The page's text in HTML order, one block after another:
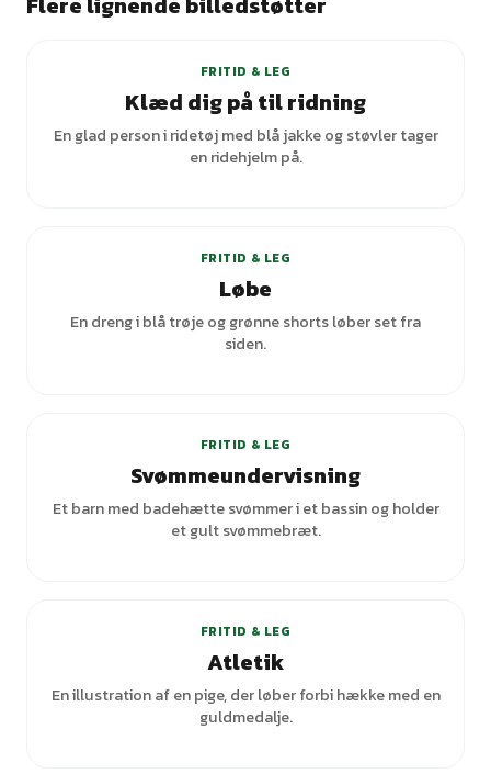
FRITID & LEG
Klæd dig på til ridning
En glad person i ridetøj med blå jakke og støvler tager
en ridehjelm på.
FRITID & LEG
Løbe
En dreng i blå trøje og grønne shorts løber set fra
siden.
FRITID & LEG
Svømmeundervisning
Et barn med badehætte svømmer i et bassin og holder
et gult svømmebræt.
FRITID & LEG
Atletik
En illustration af en pige, der løber forbi hække med en
guldmedalje.